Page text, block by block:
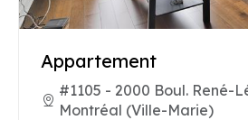
Appartement
#1105 - 2000 Boul. René-
Montréal (Ville-Marie)